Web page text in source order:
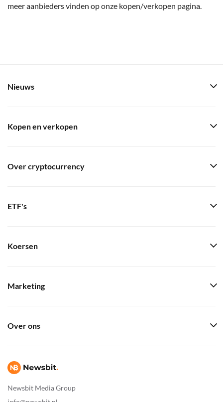
meer aanbieders vinden op onze kopen/verkopen pagina.
Newsbit Media Group
Nieuws
Kopen en verkopen
Over cryptocurrency
ETF's
Koersen
Marketing
Over ons